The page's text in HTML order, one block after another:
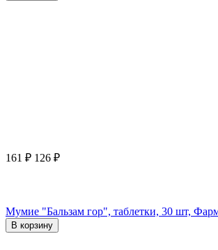
161 ₽ 126 ₽
Мумие "Бальзам гор", таблетки, 30 шт,
В корзину